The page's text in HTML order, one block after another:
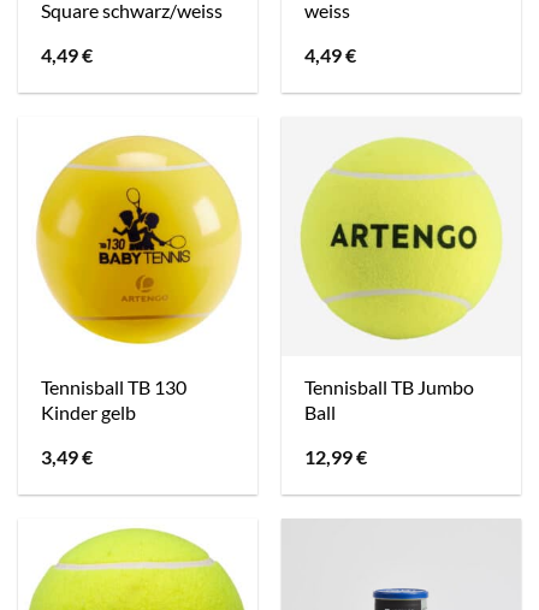
Square schwarz/weiss
4,49€
weiss
4,49€
Tennisball TB 130
Kinder gelb
3,49€
Tennisball TB Jumbo
Ball
12,99€